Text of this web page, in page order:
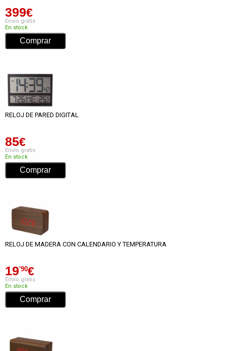
399€
Envío gratis
En stock
RELOJ DE PARED DIGITAL
85€
Envío gratis
En stock
RELOJ DE MADERA CON CALENDARIO Y TEMPERATURA
19'90€
Envío gratis
En stock